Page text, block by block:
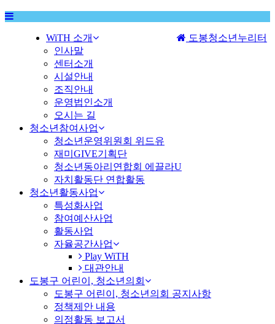
MENU
도봉청소년누리터
WiTH 소개
인사말
센터소개
시설안내
조직안내
운영법인소개
오시는 길
청소년참여사업
청소년운영위원회 위드유
재미GIVE기획단
청소년동아리연합회 에끌라U
자치활동단 연합활동
청소년활동사업
특성화사업
참여예산사업
활동사업
자율공간사업
Play WiTH
대관안내
도봉구 어린이, 청소년의회
도봉구 어린이, 청소년의회 공지사항
정책제안 내용
의정활동 보고서